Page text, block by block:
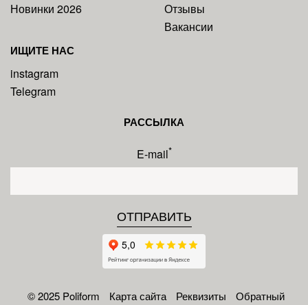
Новинки 2026
Отзывы
Вакансии
ИЩИТЕ НАС
instagram
Telegram
РАССЫЛКА
E-mail*
© 2025 Poliform Карта сайта Реквизиты
Обратный